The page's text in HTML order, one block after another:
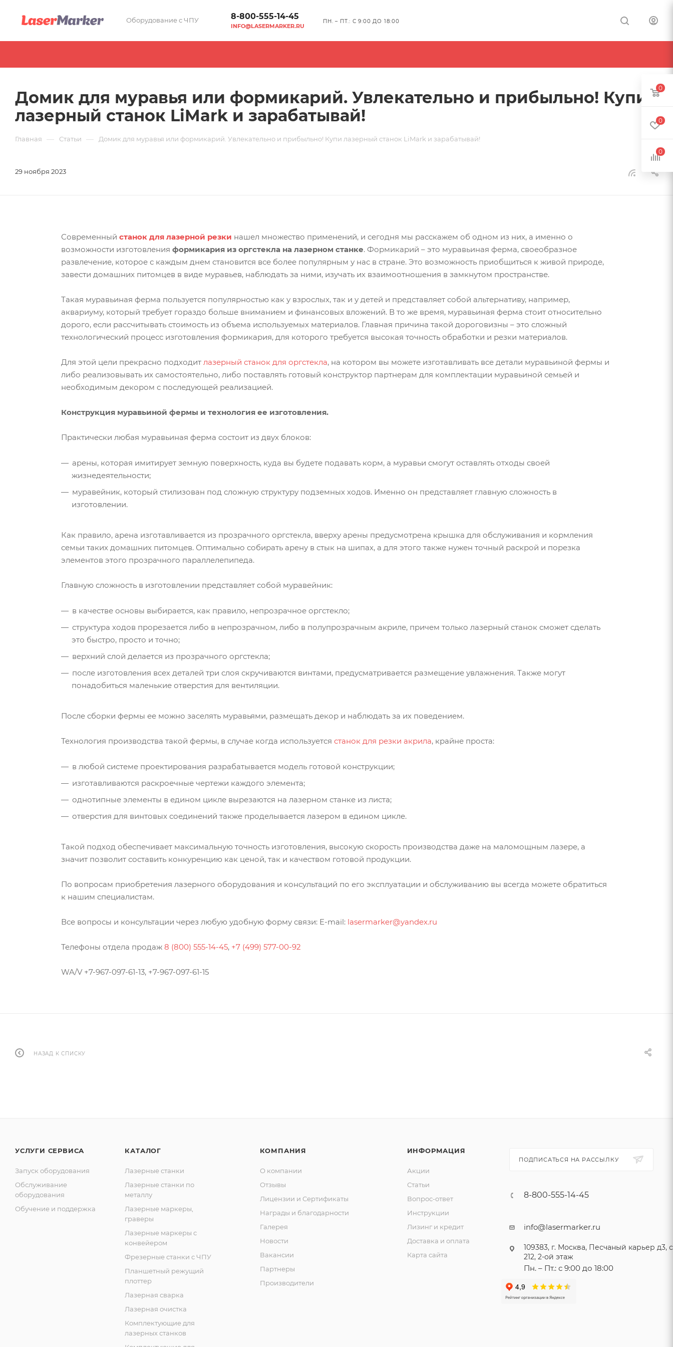
Оборудование с ЧПУ 8-800-555-14-45
INFO@LASERMARKER.RU
ПН. – ПТ.: С 9:00 ДО 18:00
Домик для муравья или формикарий. Увлекательно и прибыльно! Купи
лазерный станок LiMark и зарабатывай!
Главная — Статьи — Домик для муравья или формикарий. Увлекательно и прибыльно! Купи лазерный станок LiMark и зарабатывай!
29 ноября 2023
Современный станок для лазерной резки нашел множество применений, и сегодня мы расскажем об одном из них, а именно о
возможности изготовления формикария из оргстекла на лазерном станке. Формикарий – это муравьиная ферма, своеобразное
развлечение, которое с каждым днем становится все более популярным у нас в стране. Это возможность приобщиться к живой природе,
завести домашних питомцев в виде муравьев, наблюдать за ними, изучать их взаимоотношения в замкнутом пространстве.
Такая муравьиная ферма пользуется популярностью как у взрослых, так и у детей и представляет собой альтернативу, например,
аквариуму, который требует гораздо больше вниманием и финансовых вложений. В то же время, муравьиная ферма стоит относительно
дорого, если рассчитывать стоимость из объема используемых материалов. Главная причина такой дороговизны – это сложный
технологический процесс изготовления формикария, для которого требуется высокая точность обработки и резки материалов.
Для этой цели прекрасно подходит лазерный станок для оргстекла, на котором вы можете изготавливать все детали муравьиной фермы и
либо реализовывать их самостоятельно, либо поставлять готовый конструктор партнерам для комплектации муравьиной семьей и
необходимым декором с последующей реализацией.
Конструкция муравьиной фермы и технология ее изготовления.
Практически любая муравьиная ферма состоит из двух блоков:
арены, которая имитирует земную поверхность, куда вы будете подавать корм, а муравьи смогут оставлять отходы своей
жизнедеятельности;
муравейник, который стилизован под сложную структуру подземных ходов. Именно он представляет главную сложность в
изготовлении.
Как правило, арена изготавливается из прозрачного оргстекла, вверху арены предусмотрена крышка для обслуживания и кормления
семьи таких домашних питомцев. Оптимально собирать арену в стык на шипах, а для этого также нужен точный раскрой и порезка
элементов этого прозрачного параллелепипеда.
Главную сложность в изготовлении представляет собой муравейник:
в качестве основы выбирается, как правило, непрозрачное оргстекло;
структура ходов прорезается либо в непрозрачном, либо в полупрозрачным акриле, причем только лазерный станок сможет сделать
это быстро, просто и точно;
верхний слой делается из прозрачного оргстекла;
после изготовления всех деталей три слоя скручиваются винтами, предусматривается размещение увлажнения. Также могут
понадобиться маленькие отверстия для вентиляции.
После сборки фермы ее можно заселять муравьями, размещать декор и наблюдать за их поведением.
Технология производства такой фермы, в случае когда используется станок для резки акрила, крайне проста:
в любой системе проектирования разрабатывается модель готовой конструкции;
изготавливаются раскроечные чертежи каждого элемента;
однотипные элементы в едином цикле вырезаются на лазерном станке из листа;
отверстия для винтовых соединений также проделывается лазером в едином цикле.
Такой подход обеспечивает максимальную точность изготовления, высокую скорость производства даже на маломощным лазере, а
значит позволит составить конкуренцию как ценой, так и качеством готовой продукции.
По вопросам приобретения лазерного оборудования и консультаций по его эксплуатации и обслуживанию вы всегда можете обратиться
к нашим специалистам.
Все вопросы и консультации через любую удобную форму связи: E-mail: lasermarker@yandex.ru
Телефоны отдела продаж 8 (800) 555-14-45, +7 (499) 577-00-92
WA/V +7-967-097-61-13, +7-967-097-61-15
НАЗАД К СПИСКУ
УСЛУГИ СЕРВИСА
Запуск оборудования
Обслуживание
оборудования
Обучение и поддержка
КАТАЛОГ
Лазерные станки
Лазерные станки по
металлу
Лазерные маркеры,
граверы
Лазерные маркеры с
конвейером
Фрезерные станки с ЧПУ
Планшетный режущий
плоттер
Лазерная сварка
Лазерная очистка
Комплектующие для
лазерных станков
КОМПАНИЯ
О компании
Отзывы
Лицензии и Сертификаты
Награды и благодарности
Галерея
Новости
Вакансии
Партнеры
Производители
ИНФОРМАЦИЯ
Акции
Статьи
Вопрос-ответ
Инструкции
Лизинг и кредит
Доставка и оплата
Карта сайта
ПОДПИСАТЬСЯ НА РАССЫЛКУ
8-800-555-14-45
info@lasermarker.ru
109383, г. Москва, Песчаный карьер д3,
212, 2-ой этаж
Пн. – Пт.: с 9:00 до 18:00
0
0
0